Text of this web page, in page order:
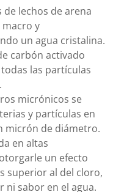
de lechos de arena
y
un agua cristalina.
carbón activado
las partículas
micrónicos se
y partículas en
micrón de diámetro.
en altas
un efecto
superior al del cloro,
ni sabor en el agua.